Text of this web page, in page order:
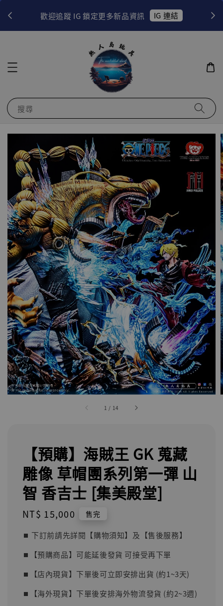
歡迎追蹤 IG 鎖定更多新品資訊 IG 連結
搜尋
1 / 14
【預購】海賊王 GK 蒐藏
雕像 草帽團系列第一彈 山
智 香吉士 [集美殿堂]
Regular
NT$ 15,000 售完
⏹︎ 下訂前請先詳閱【購物須知】及【售後服務】
⏹︎【預購商品】可能延後發貨 可接受再下單
⏹︎【店內現貨】下單後可立即安排出貨 (約1~3天)
⏹︎【海外現貨】下單後安排海外物流發貨 (約2~3週)